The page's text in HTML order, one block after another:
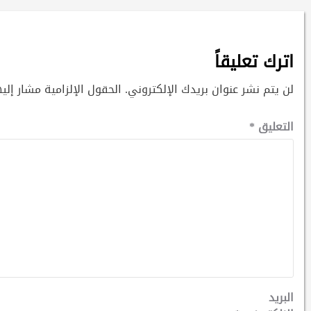
اترك تعليقاً
لن يتم نشر عنوان بريدك الإلكتروني. الحقول الإلزامية مشار
التعليق *
البريد